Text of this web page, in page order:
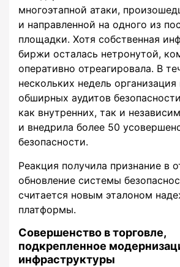
многоэтапной атаки,
и направленной на одного из
площадки. Хотя собственная
биржи осталась нетронутой,
оперативно отреагировала. В
нескольких недель организация
обширных аудитов
как внутренних, так и
и внедрила более 50
безопасности.
Реакция получила признание в
обновление системы
считается новым эталоном
платформы.
Совершенство в торговле,
подкрепленное
инфраструктуры